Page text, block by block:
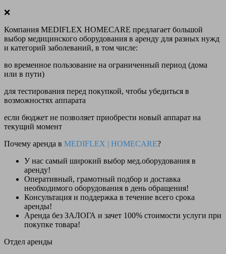
❌
Компания MEDIFLEX HOMECARE предлагает большой
выбор медицинского оборудования в аренду для разных нужд
и категорий заболеваний, в том числе:
во временное пользование на ограниченный период (дома
или в пути)
для тестирования перед покупкой, чтобы убедиться в
возможностях аппарата
если бюджет не позволяет приобрести новый аппарат на
текущий момент
Почему аренда в MEDIFLEX | HOMECARE?
У нас самый широкий выбор мед.оборудования в
аренду!
Оперативный, грамотный подбор и доставка
необходимого оборудования в день обращения!
Консультация и поддержка в течение всего срока
аренды!
Аренда без ЗАЛОГА и зачет 100% стоимости услуги при
покупке товара!
Отдел аренды